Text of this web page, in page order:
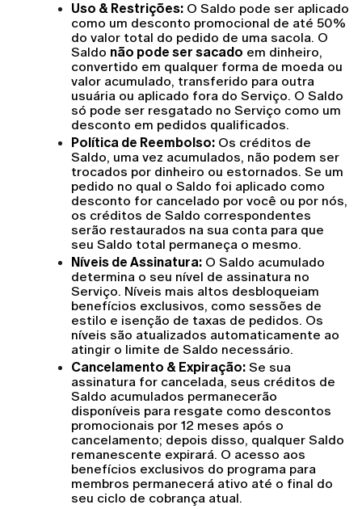
Uso & Restrições: O Saldo pode ser aplicado
como um desconto promocional de até 50%
do valor total do pedido de uma sacola. O
Saldo não pode ser sacado em dinheiro,
convertido em qualquer forma de moeda ou
valor acumulado, transferido para outra
usuária ou aplicado fora do Serviço. O Saldo
só pode ser resgatado no Serviço como um
desconto em pedidos qualificados.
Política de Reembolso: Os créditos de
Saldo, uma vez acumulados, não podem ser
trocados por dinheiro ou estornados. Se um
pedido no qual o Saldo foi aplicado como
desconto for cancelado por você ou por nós,
os créditos de Saldo correspondentes
serão restaurados na sua conta para que
seu Saldo total permaneça o mesmo.
Níveis de Assinatura: O Saldo acumulado
determina o seu nível de assinatura no
Serviço. Níveis mais altos desbloqueiam
benefícios exclusivos, como sessões de
estilo e isenção de taxas de pedidos. Os
níveis são atualizados automaticamente ao
atingir o limite de Saldo necessário.
Cancelamento & Expiração: Se sua
assinatura for cancelada, seus créditos de
Saldo acumulados permanecerão
disponíveis para resgate como descontos
promocionais por 12 meses após o
cancelamento; depois disso, qualquer Saldo
remanescente expirará. O acesso aos
benefícios exclusivos do programa para
membros permanecerá ativo até o final do
seu ciclo de cobrança atual.